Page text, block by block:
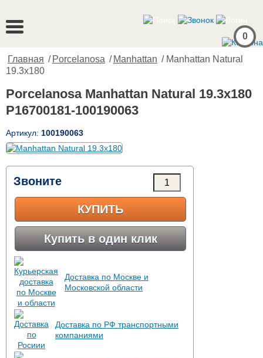
0
Главная / Porcelanosa / Manhattan / Manhattan Natural
19.3x180
Porcelanosa Manhattan Natural 19.3x180
P16700181-100190063
Артикул: 100190063
Звоните
КУПИТЬ
Купить в один клик
Доставка по Москве и
Московской области
Доставка по РФ транспортными
компаниями